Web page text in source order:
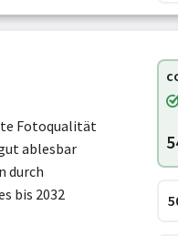
Fotoqualität
ablesbar
durch
bis 2032